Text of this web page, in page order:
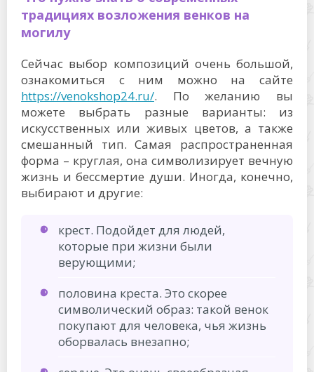
традициях возложения венков на
могилу
Сейчас выбор композиций очень большой,
ознакомиться с ним можно на сайте
https://venokshop24.ru/. По желанию вы
можете выбрать разные варианты: из
искусственных или живых цветов, а также
смешанный тип. Самая распространенная
форма – круглая, она символизирует вечную
жизнь и бессмертие души. Иногда, конечно,
выбирают и другие:
крест. Подойдет для людей,
которые при жизни были
верующими;
половина креста. Это скорее
символический образ: такой венок
покупают для человека, чья жизнь
оборвалась внезапно;